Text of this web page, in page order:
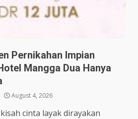
Pernikahan Impian
Mangga Dua Hanya
August 4, 2026
cinta layak dirayakan